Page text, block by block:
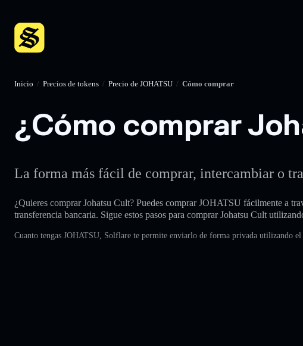
Inicio / Precios de tokens / Precio de JOHATSU / Cómo comprar
¿Cómo comprar
La forma más fácil de comprar, intercambiar o
¿Quieres comprar Johatsu Cult? Puedes comprar JOHATSU fácilmente a
transferencia bancaria. Sigue estos pasos para comprar Johatsu Cult
Cuanto tengas JOHATSU, Solflare te permite enviarlo de forma privada utilizando